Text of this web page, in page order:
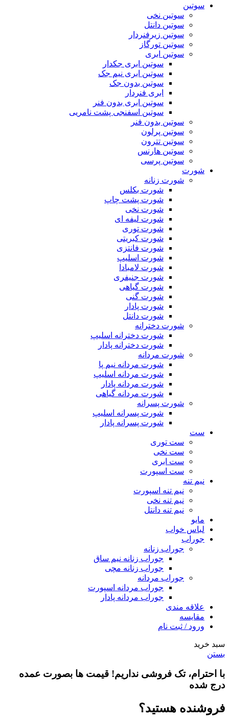
سوتین
سوتین نخی
سوتین دانتل
سوتین زیرفنردار
سوتین تورگاز
سوتین ابری
سوتین ابری جکدار
سوتین ابری نیم جک
سوتین بدون جک
ابری فنردار
سوتین ابری بدون فنر
سوتین اسفنجی پشت نامریی
سوتین بدون فنر
سوتین پرلون
سوتین تترون
سوتین هارنس
سوتین پرسی
شورت
شورت زنانه
شورت بکلس
شورت پشت چاپ
شورت نخی
شورت لیفه ای
شورت توری
شورت کبریتی
شورت فانتزی
شورت اسلیپ
شورت لامبادا
شورت جنیفری
شورت گیاهی
شورت گنی
شورت پادار
شورت دانتل
شورت دخترانه
شورت دخترانه اسلیپ
شورت دخترانه پادار
شورت مردانه
شورت مردانه نیم پا
شورت مردانه اسلیپ
شورت مردانه پادار
شورت مردانه گیاهی
شورت پسرانه
شورت پسرانه اسلیپ
شورت پسرانه پادار
ست
ست توری
ست نخی
ست ابری
ست اسپورت
نیم تنه
نیم تنه اسپورت
نیم تنه نخی
نیم تنه دانتل
مایو
لباس خواب
جوراب
جوراب زنانه
جوراب زنانه نیم ساق
جوراب زنانه مچی
جوراب مردانه
جوراب مردانه اسپورت
جوراب مردانه پادار
علاقه مندی
مقایسه
ورود / ثبت نام
سبد خرید
بستن
با احترام، تک فروشی نداریم! قیمت ها بصورت عمده
درج شده
فروشنده هستید؟